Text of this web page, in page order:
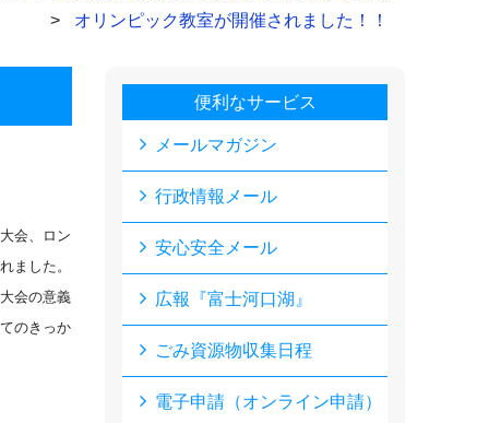
オリンピック教室が開催されました！！
会、ロン
ました。
会の意義
のきっか
便利なサービス
メールマガジン
行政情報メール
安心安全メール
広報『富士河口湖』
ごみ資源物収集日程
電子申請（オンライン申請）